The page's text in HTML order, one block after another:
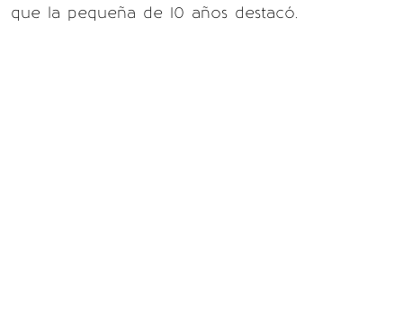
que la pequeña de 10 años destacó.